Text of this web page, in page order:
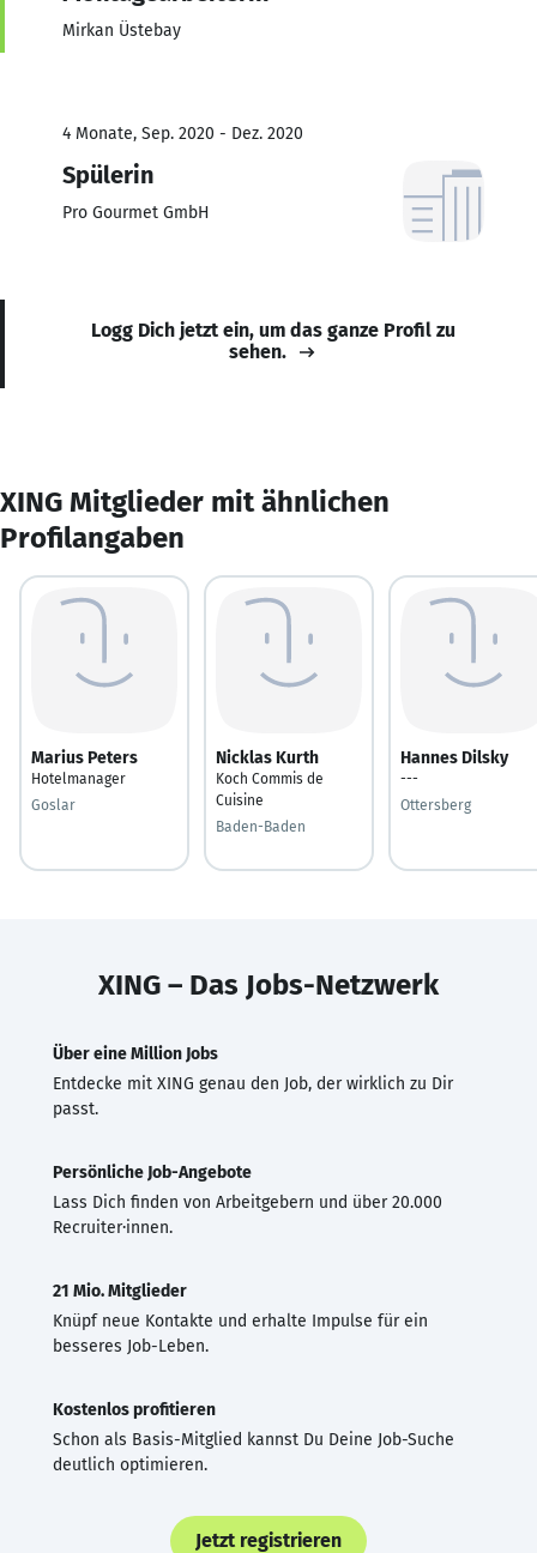
Mirkan Üstebay
4 Monate, Sep. 2020 - Dez. 2020
Spülerin
Pro Gourmet GmbH
Logg Dich jetzt ein, um das ganze Profil zu
sehen.
XING Mitglieder mit ähnlichen
Profilangaben
Marius Peters
Hotelmanager
Goslar
Nicklas Kurth
Koch Commis de
Cuisine
Baden-Baden
Hannes Dilsky
---
Ottersberg
XING – Das Jobs-Netzwerk
Über eine Million Jobs
Entdecke mit XING genau den Job, der wirklich zu Dir
passt.
Persönliche Job-Angebote
Lass Dich finden von Arbeitgebern und über 20.000
Recruiter·innen.
21 Mio. Mitglieder
Knüpf neue Kontakte und erhalte Impulse für ein
besseres Job-Leben.
Kostenlos profitieren
Schon als Basis-Mitglied kannst Du Deine Job-Suche
deutlich optimieren.
Jetzt registrieren